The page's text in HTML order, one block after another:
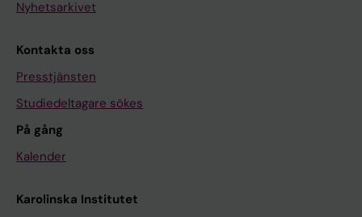
Nyhetsarkivet
Kontakta oss
Presstjänsten
Studiedeltagare sökes
På gång
Kalender
Karolinska Institutet